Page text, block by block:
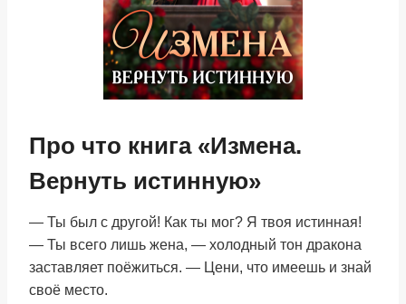
Про что книга «Измена.
Вернуть истинную»
— Ты был с другой! Как ты мог? Я твоя истинная!
— Ты всего лишь жена, — холодный тон дракона
заставляет поёжиться. — Цени, что имеешь и знай
своё место.